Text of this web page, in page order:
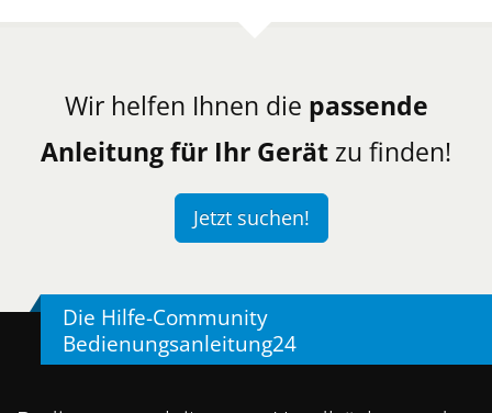
Wir helfen Ihnen die passende
Anleitung für Ihr Gerät zu finden!
Jetzt suchen!
Die Hilfe-Community
Bedienungsanleitung24